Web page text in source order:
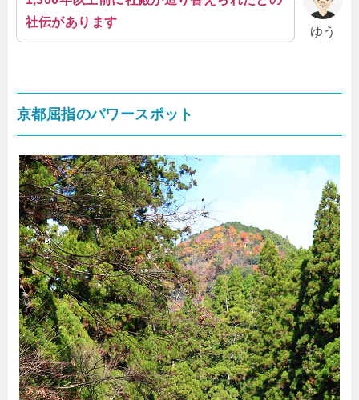
ゆう
社伝があります
京都屈指のパワースポット